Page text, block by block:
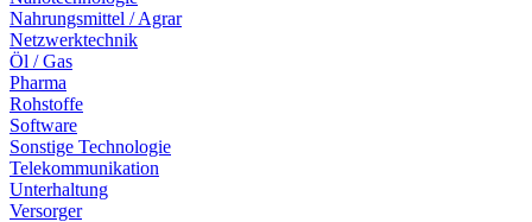
Nahrungsmittel / Agrar
Netzwerktechnik
Öl / Gas
Pharma
Rohstoffe
Software
Sonstige Technologie
Telekommunikation
Unterhaltung
Versorger